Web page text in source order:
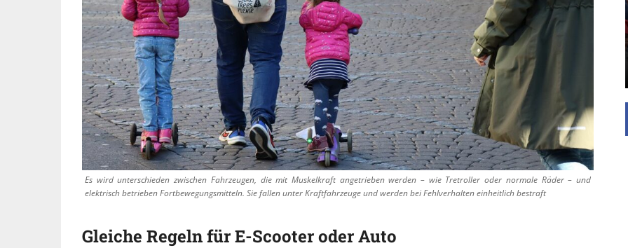
Es wird unterschieden zwischen Fahrzeugen, die mit Muskelkraft angetrieben werden – wie Tretroller oder normale Räder – und
elektrisch betrieben Fortbewegungsmitteln. Sie fallen unter Kraftfahrzeuge und werden bei Fehlverhalten einheitlich bestraft
Gleiche Regeln für E-Scooter oder Auto
Die Inspiration des industriellen Chics sind die
Werkshallen des Industriezeitalters. Die Basis für
diesen Stil sind große Räume, schlicht gehalten
mit rustikalen Elementen und großen
Fensterflächen. Wie so vieles wurde ...